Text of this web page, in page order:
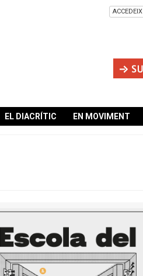
ACCEDEIX
EL DIACRÍTIC EN MOVIMENT